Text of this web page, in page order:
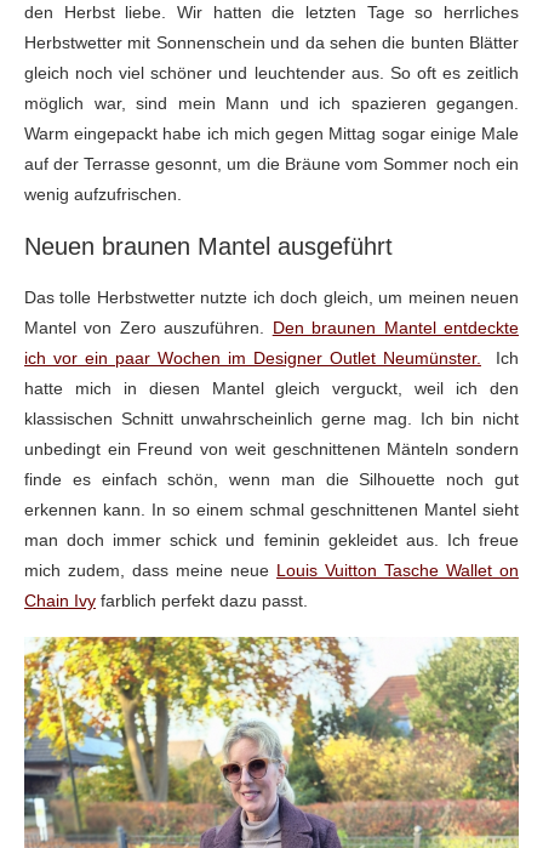
den Herbst liebe. Wir hatten die letzten Tage so herrliches
Herbstwetter mit Sonnenschein und da sehen die bunten Blätter
gleich noch viel schöner und leuchtender aus. So oft es zeitlich
möglich war, sind mein Mann und ich spazieren gegangen.
Warm eingepackt habe ich mich gegen Mittag sogar einige Male
auf der Terrasse gesonnt, um die Bräune vom Sommer noch ein
wenig aufzufrischen.
Neuen braunen Mantel ausgeführt
Das tolle Herbstwetter nutzte ich doch gleich, um meinen neuen
Mantel von Zero auszuführen. Den braunen Mantel entdeckte
ich vor ein paar Wochen im Designer Outlet Neumünster.
Ich
hatte mich in diesen Mantel gleich verguckt, weil ich den
klassischen Schnitt unwahrscheinlich gerne mag. Ich bin nicht
unbedingt ein Freund von weit geschnittenen Mänteln sondern
finde es einfach schön, wenn man die Silhouette noch gut
erkennen kann. In so einem schmal geschnittenen Mantel sieht
man doch immer schick und feminin gekleidet aus. Ich freue
mich zudem, dass meine neue Louis Vuitton Tasche Wallet on
Chain Ivy farblich perfekt dazu passt.